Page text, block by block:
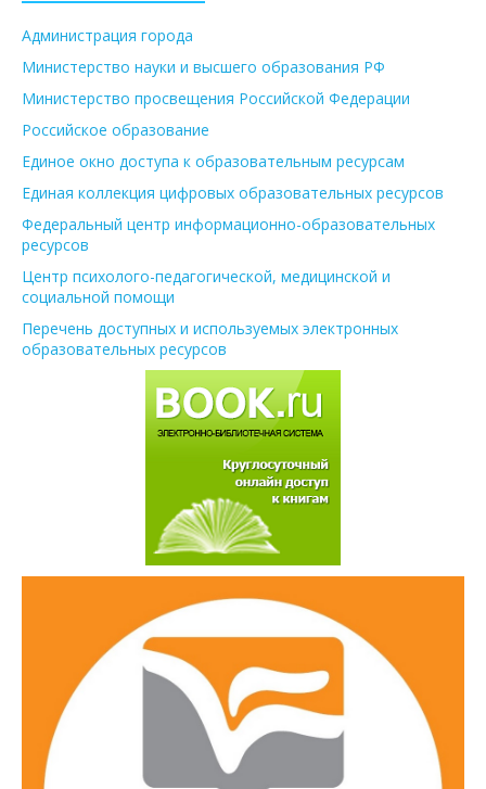
Администрация города
Министерство науки и высшего образования РФ
Министерство просвещения Российской Федерации
Российское образование
Единое окно доступа к образовательным ресурсам
Единая коллекция цифровых образовательных ресурсов
Федеральный центр информационно-образовательных
ресурсов
Центр психолого-педагогической, медицинской и
социальной помощи
Перечень доступных и используемых электронных
образовательных ресурсов